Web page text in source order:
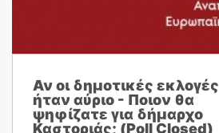
Αν οι δημοτικές εκλογές
ήταν αύριο - Ποιον θα
ψηφίζατε για δήμαρχο
Καστοριάς; (Poll Closed)